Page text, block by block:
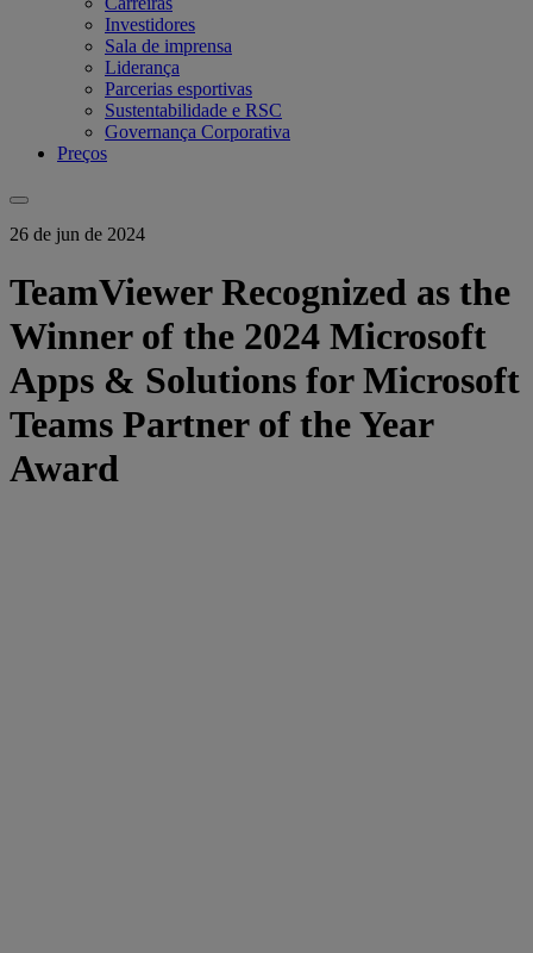
Investidores
Sala de imprensa
Liderança
Parcerias esportivas
Sustentabilidade e RSC
Governança Corporativa
Preços
26 de jun de 2024
TeamViewer Recognized as the
Winner of the 2024 Microsoft
Apps & Solutions for Microsoft
Teams Partner of the Year
Award